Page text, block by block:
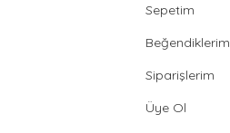
Sepetim
Beğendiklerim
Siparişlerim
Üye Ol